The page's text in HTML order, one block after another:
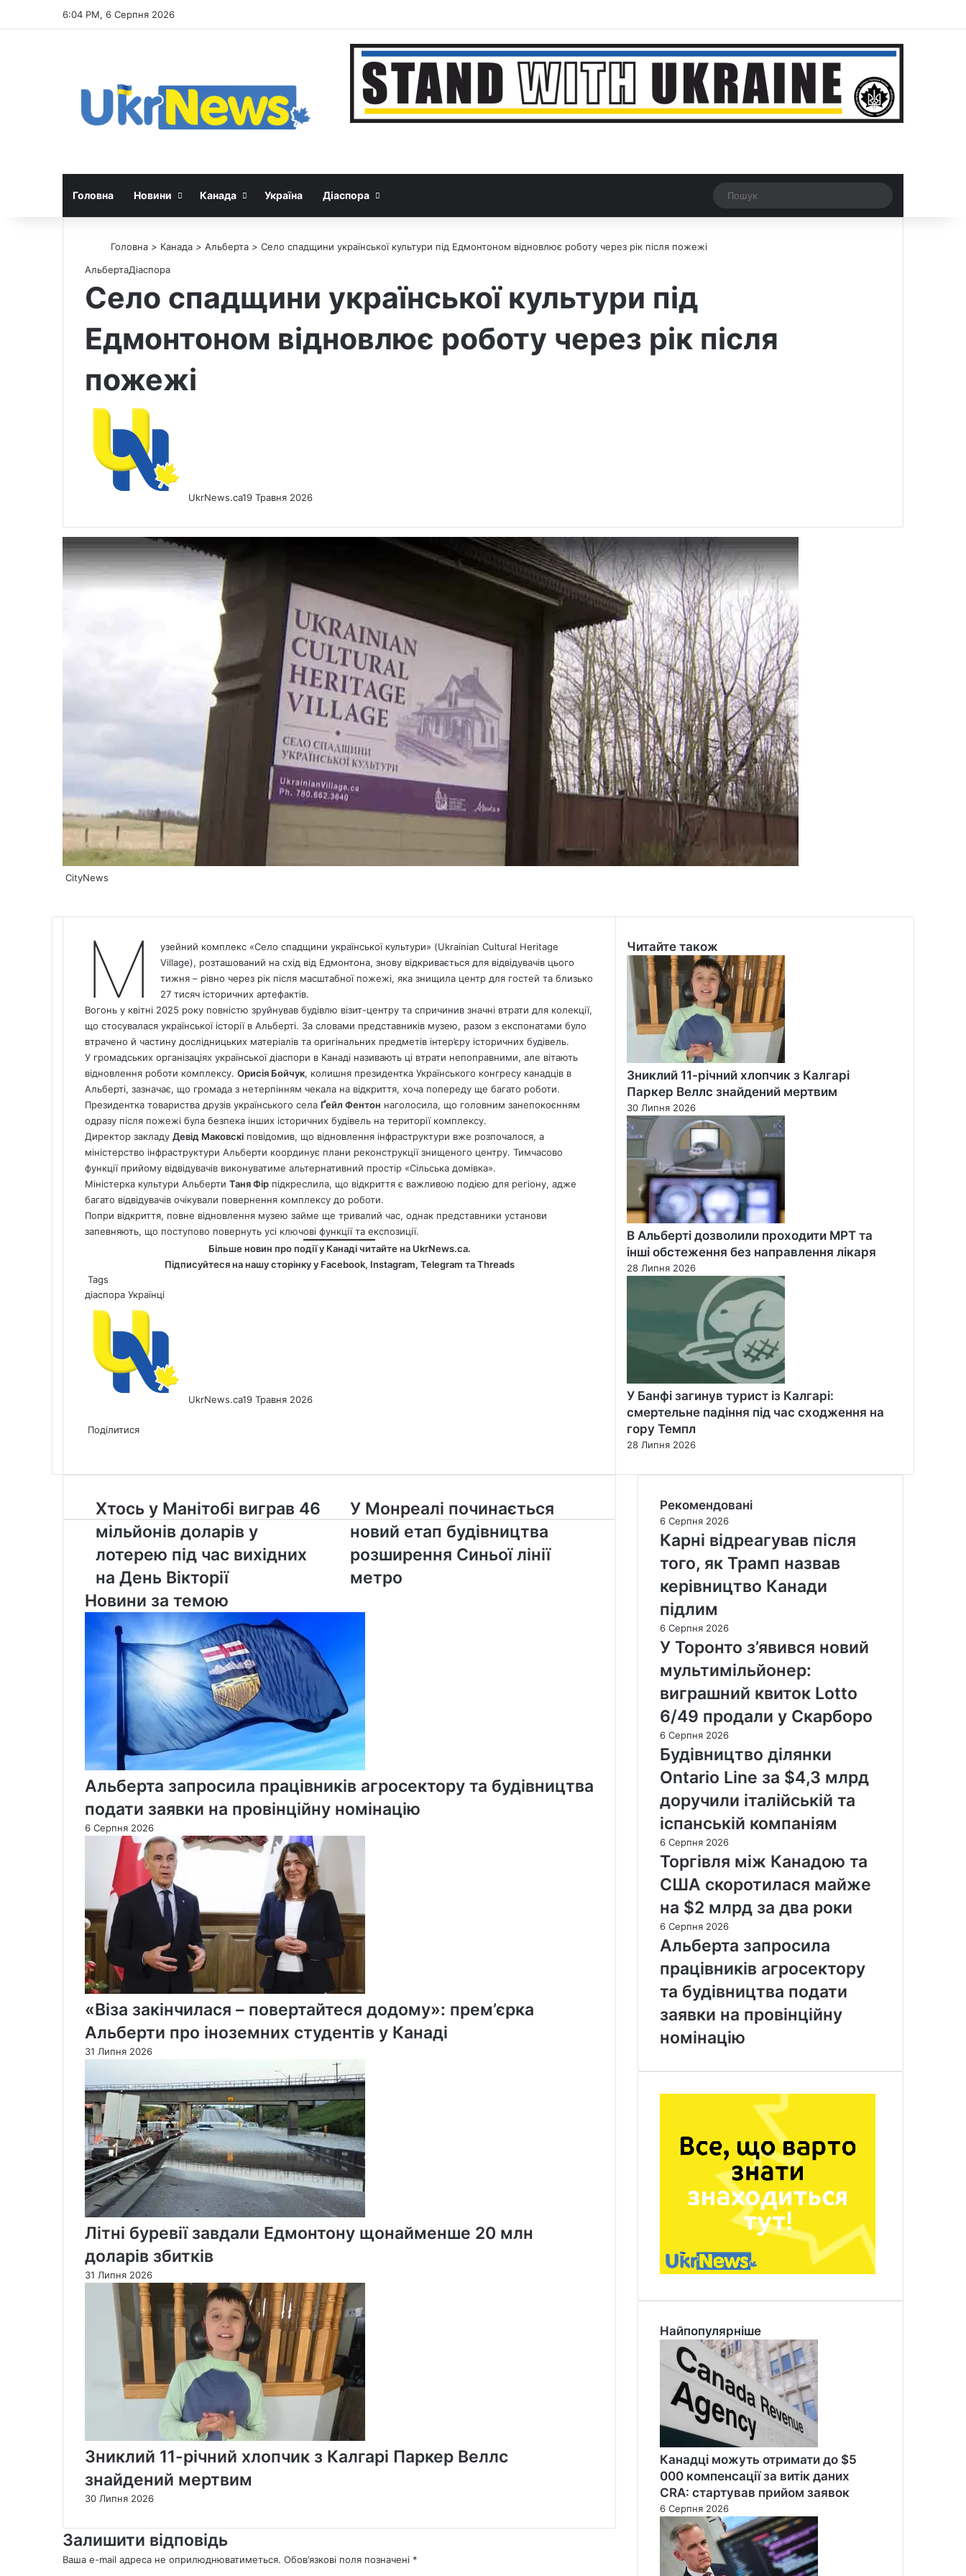
6:04 PM, 6 Серпня 2026
Google News
Threads
Головна Новини Канада Україна Діаспора Рандомна новина
Switch skin
Головна > Канада > Альберта > Село спадщини української культури під Едмонтоном відновлює роботу через рік після пожежі
АльбертаДіаспора
Село спадщини української культури під
Едмонтоном відновлює роботу через рік після
пожежі
UkrNews.ca19 Травня 2026
CityNews
М
узейний комплекс «Село спадщини української культури» (Ukrainian Cultural Heritage
Village), розташований на схід від Едмонтона, знову відкривається для відвідувачів цього
тижня – рівно через рік після масштабної пожежі, яка знищила центр для гостей та близько
27 тисяч історичних артефактів.
Вогонь у квітні 2025 року повністю зруйнував будівлю візит-центру та спричинив значні втрати для колекції,
що стосувалася української історії в Альберті. За словами представників музею, разом з експонатами було
втрачено й частину дослідницьких матеріалів та оригінальних предметів інтер’єру історичних будівель.
У громадських організаціях української діаспори в Канаді називають ці втрати непоправними, але вітають
відновлення роботи комплексу. Орисія Бойчук, колишня президентка Українського конгресу канадців в
Альберті, зазначає, що громада з нетерпінням чекала на відкриття, хоча попереду ще багато роботи.
Президентка товариства друзів українського села Ґейл Фентон наголосила, що головним занепокоєнням
одразу після пожежі була безпека інших історичних будівель на території комплексу.
Директор закладу Девід Маковскі повідомив, що відновлення інфраструктури вже розпочалося, а
міністерство інфраструктури Альберти координує плани реконструкції знищеного центру. Тимчасово
функції прийому відвідувачів виконуватиме альтернативний простір «Сільська домівка».
Міністерка культури Альберти Таня Фір підкреслила, що відкриття є важливою подією для регіону, адже
багато відвідувачів очікували повернення комплексу до роботи.
Попри відкриття, повне відновлення музею займе ще тривалий час, однак представники установи
запевняють, що поступово повернуть усі ключові функції та експозиції.
Більше новин про події у Канаді читайте на UkrNews.ca.
Підписуйтеся на нашу сторінку у Facebook, Instagram, Telegram таThreads
Tags
діаспора Українці
UkrNews.ca19 Травня 2026
via
Поділитися
Email
Хтось
у
Манітобі
виграв
46
мільйонів
доларів
у
лотерею
вихідних
Вікторії
Хтось у Манітобі виграв 46
мільйонів доларів у
лотерею під час вихідних
на День Вікторії
У
Монреалі
починається
новий
етап
будівництва
У Монреалі починається
новий етап будівництва
розширення Синьої лінії
метро
Новини за темою
Альберта запросила працівників агросектору та будівництва
подати заявки на провінційну номінацію
6 Серпня 2026
«Віза закінчилася – повертайтеся додому»: прем’єрка
Альберти про іноземних студентів у Канаді
31 Липня 2026
Літні буревії завдали Едмонтону щонайменше 20 млн
доларів збитків
31 Липня 2026
Зниклий 11-річний хлопчик з Калгарі Паркер Веллс
знайдений мертвим
30 Липня 2026
Залишити відповідь
Ваша e-mail адреса не оприлюднюватиметься. Обов’язкові поля позначені *
Читайте також
Close
Зниклий 11-річний хлопчик з Калгарі
Паркер Веллс знайдений мертвим
30 Липня 2026
В Альберті дозволили проходити МРТ та
інші обстеження без направлення лікаря
28 Липня 2026
У Банфі загинув турист із Калгарі:
смертельне падіння під час сходження на
гору Темпл
28 Липня 2026
Рекомендовані
6 Серпня 2026
Карні відреагував після
того, як Трамп назвав
керівництво Канади
підлим
6 Серпня 2026
У Торонто з’явився новий
мультимільйонер:
виграшний квиток Lotto
6/49 продали у Скарборо
6 Серпня 2026
Будівництво ділянки
Ontario Line за $4,3 млрд
доручили італійській та
іспанській компаніям
6 Серпня 2026
Торгівля між Канадою та
США скоротилася майже
на $2 млрд за два роки
6 Серпня 2026
Альберта запросила
працівників агросектору
та будівництва подати
заявки на провінційну
номінацію
Найпопулярніше
Канадці можуть отримати до $5
000 компенсації за витік даних
CRA: стартував прийом заявок
6 Серпня 2026